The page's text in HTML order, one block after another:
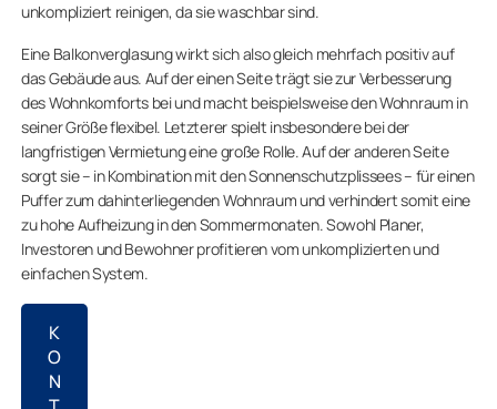
unkompliziert reinigen, da sie waschbar sind.
Eine Balkonverglasung wirkt sich also gleich mehrfach positiv auf
das Gebäude aus. Auf der einen Seite trägt sie zur Verbesserung
des Wohnkomforts bei und macht beispielsweise den Wohnraum in
seiner Größe flexibel. Letzterer spielt insbesondere bei der
langfristigen Vermietung eine große Rolle. Auf der anderen Seite
sorgt sie – in Kombination mit den Sonnenschutzplissees – für einen
Puffer zum dahinterliegenden Wohnraum und verhindert somit eine
zu hohe Aufheizung in den Sommermonaten. Sowohl Planer,
Investoren und Bewohner profitieren vom unkomplizierten und
einfachen System.
K
O
N